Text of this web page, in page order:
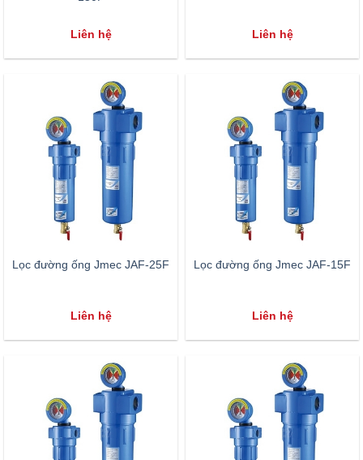
Liên hệ Liên hệ
Lọc đường ống Jmec JAF-25F
Liên hệ
Lọc đường ống Jmec JAF-15F
Liên hệ